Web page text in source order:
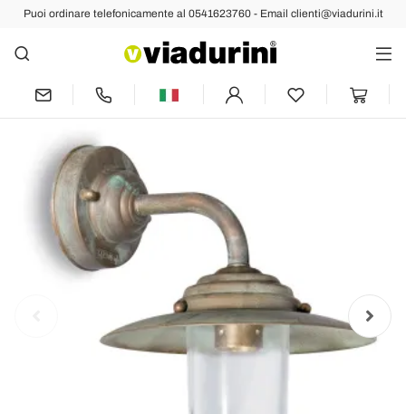
Puoi ordinare telefonicamente al 0541623760 - Email clienti@viadurini.it
Indietro Prec Succ
Applique da Esterno in Ottone Vintage,
Vetro Trasparente - Elfico